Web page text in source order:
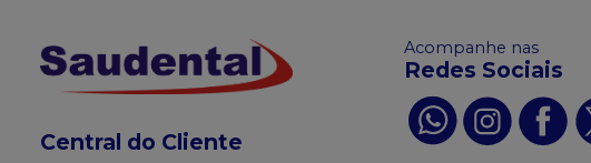
Central do Cliente
Acompanhe nas
Redes Sociais